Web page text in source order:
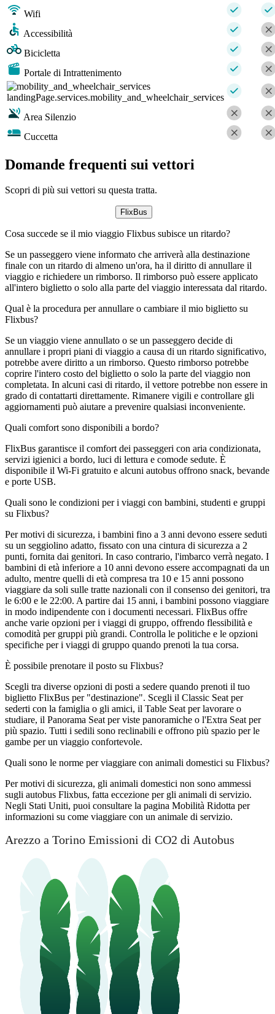
Wifi
Accessibilità
Bicicletta
Portale di Intrattenimento
landingPage.services.mobility_and_wheelchair_services
Area Silenzio
Cuccetta
Domande frequenti sui vettori
Scopri di più sui vettori su questa tratta.
FlixBus
Cosa succede se il mio viaggio Flixbus subisce un ritardo?
Se un passeggero viene informato che arriverà alla destinazione
finale con un ritardo di almeno un'ora, ha il diritto di annullare il
viaggio e richiedere un rimborso. Il rimborso può essere applicato
all'intero biglietto o solo alla parte del viaggio interessata dal ritardo.
Qual è la procedura per annullare o cambiare il mio biglietto su
Flixbus?
Se un viaggio viene annullato o se un passeggero decide di
annullare i propri piani di viaggio a causa di un ritardo significativo,
potrebbe avere diritto a un rimborso. Questo rimborso potrebbe
coprire l'intero costo del biglietto o solo la parte del viaggio non
completata. In alcuni casi di ritardo, il vettore potrebbe non essere in
grado di contattarti direttamente. Rimanere vigili e controllare gli
aggiornamenti può aiutare a prevenire qualsiasi inconveniente.
Quali comfort sono disponibili a bordo?
FlixBus garantisce il comfort dei passeggeri con aria condizionata,
servizi igienici a bordo, luci di lettura e comode sedute. È
disponibile il Wi-Fi gratuito e alcuni autobus offrono snack, bevande
e porte USB.
Quali sono le condizioni per i viaggi con bambini, studenti e gruppi
su Flixbus?
Per motivi di sicurezza, i bambini fino a 3 anni devono essere seduti
su un seggiolino adatto, fissato con una cintura di sicurezza a 2
punti, fornita dai genitori. In caso contrario, l'imbarco verrà negato. I
bambini di età inferiore a 10 anni devono essere accompagnati da un
adulto, mentre quelli di età compresa tra 10 e 15 anni possono
viaggiare da soli sulle tratte nazionali con il consenso dei genitori, tra
le 6:00 e le 22:00. A partire dai 15 anni, i bambini possono viaggiare
in modo indipendente con i documenti necessari. FlixBus offre
anche varie opzioni per i viaggi di gruppo, offrendo flessibilità e
comodità per gruppi più grandi. Controlla le politiche e le opzioni
specifiche per i viaggi di gruppo quando prenoti la tua corsa.
È possibile prenotare il posto su Flixbus?
Scegli tra diverse opzioni di posti a sedere quando prenoti il ​​tuo
biglietto FlixBus per "destinazione". Scegli il Classic Seat per
sederti con la famiglia o gli amici, il Table Seat per lavorare o
studiare, il Panorama Seat per viste panoramiche o l'Extra Seat per
più spazio. Tutti i sedili sono reclinabili e offrono più spazio per le
gambe per un viaggio confortevole.
Quali sono le norme per viaggiare con animali domestici su Flixbus?
Per motivi di sicurezza, gli animali domestici non sono ammessi
sugli autobus Flixbus, fatta eccezione per gli animali di servizio.
Negli Stati Uniti, puoi consultare la pagina Mobilità Ridotta per
informazioni su come viaggiare con un animale di servizio.
Arezzo a Torino Emissioni di CO2 di Autobus